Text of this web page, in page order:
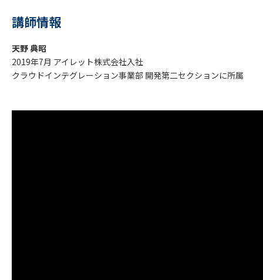
講師情報
天野 典昭
2019年7月 アイレット株式会社入社
クラウドインテグレーション事業部 開発第二セクションに所属